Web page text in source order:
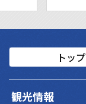
トップ
観光情報